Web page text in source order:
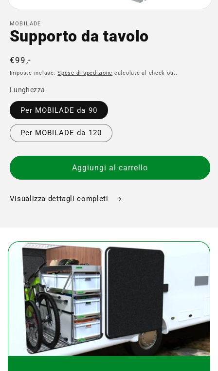
multimediali
1
in
modale
MOBILADE
Supporto da tavolo
Prezzo
di
€99,-
Imposte incluse.Spese di spedizione calcolate al check-out.
Lunghezza
Per MOBILADE da 90
Per MOBILADE da 120
Aggiungi al carrello
Visualizza dettagli completi